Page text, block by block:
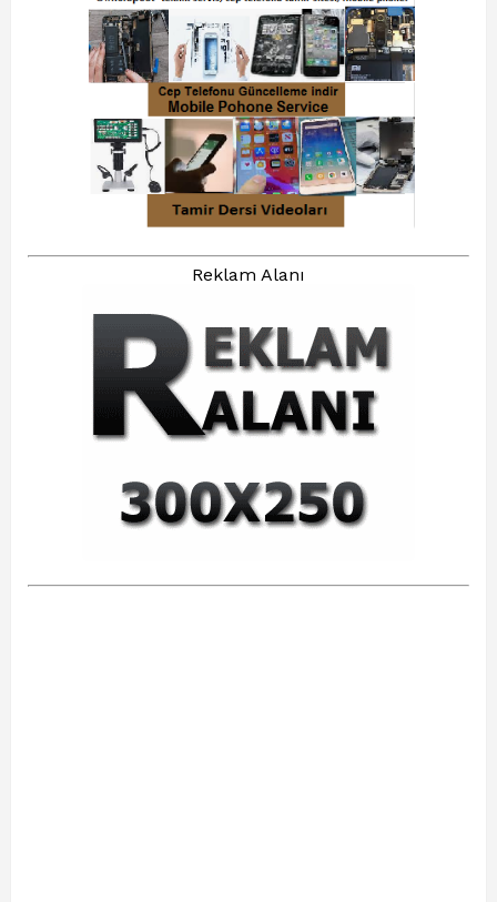
Reklam Alanı